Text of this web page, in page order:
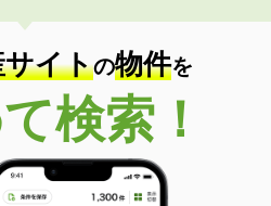
イトの物件を
検索！